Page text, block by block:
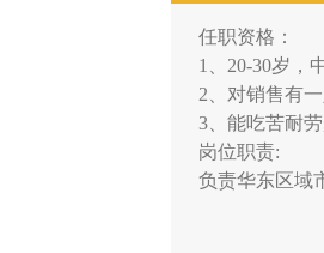
任职资格：
1、20-30岁，
2、对销售有
3、能吃苦耐
岗位职责:
负责华东区域